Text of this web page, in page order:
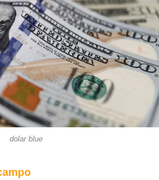
dolar blue